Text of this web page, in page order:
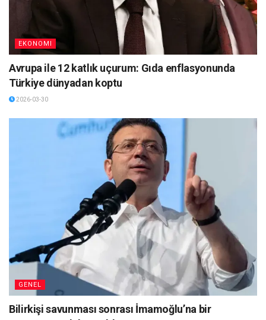
EKONOMI
Avrupa ile 12 katlık uçurum: Gıda enflasyonunda
Türkiye dünyadan koptu
2026-03-30
GENEL
Bilirkişi savunması sonrası İmamoğlu’na bir